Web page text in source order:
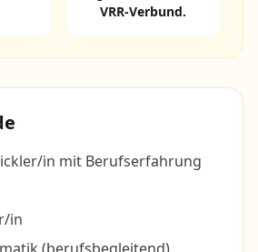
VRR-Verbund.
in mit Berufserfahrung
in